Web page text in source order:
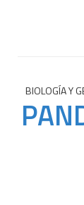
BIOLOGÍA Y